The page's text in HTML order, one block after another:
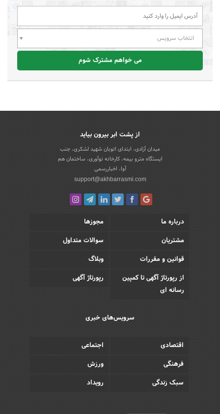
انتخاب سرویس
می خواهم مشترک شوم
از پشت ابر بیرون بیاید
میدان آزادی، ابتدای اتوبان شهید لشکری، جنب
ایستگاه مترو بیمه، کارخانه نوآوری، ساختمان هم
آوا، اخباررسمی
support@akhbarrasmi.com
درباره ما
مجوزها
مشتریان
سوالات متداول
قوانین و مقررات
وبلاگ
از رپورتاژ آگهی تا کمپین
رسانه ای
رپورتاژ آگهی
سرویس‌های خبری
اقتصادی
اجتماعی
فرهنگی
ورزش
سبک زندگی
رویداد